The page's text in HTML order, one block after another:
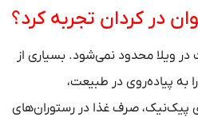
در کردان تجربه کرد؟
در ویلا محدود نمی‌شود. بسیاری از
به پیاده‌روی در طبیعت،
پیک‌نیک، صرف غذا در رستوران‌های